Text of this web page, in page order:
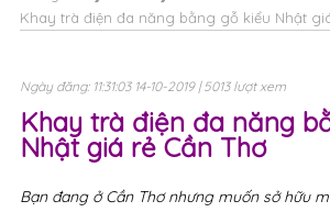
Khay trà điện đa năng bằng gỗ kiểu Nhật
Ngày đăng: 11:31:03 14-10-2019 | 5013 lượt xem
Khay trà điện đa năng
Nhật giá rẻ Cần Thơ
Bạn đang ở Cần Thơ nhưng muốn sở hữu